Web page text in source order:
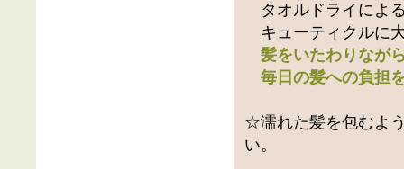
タオルドライによ
キューティクルに
髪をいたわりなが
毎日の髪への負担
☆濡れた髪を包むよ
い。